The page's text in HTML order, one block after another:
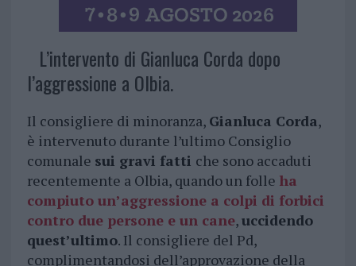
L’intervento di Gianluca Corda dopo
l’aggressione a Olbia.
Il consigliere di minoranza, Gianluca Corda,
è intervenuto durante l’ultimo Consiglio
comunale sui gravi fatti che sono accaduti
recentemente a Olbia, quando un folle ha
compiuto un’aggressione a colpi di forbici
contro due persone e un cane,uccidendo
quest’ultimo. Il consigliere del Pd,
complimentandosi dell’approvazione della